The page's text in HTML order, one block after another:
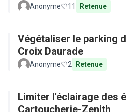
Anonyme 11 Retenue
Végétaliser le parking
Croix Daurade
Anonyme 2 Retenue
Limiter l'éclairage des
Cartoucherie-Zenith